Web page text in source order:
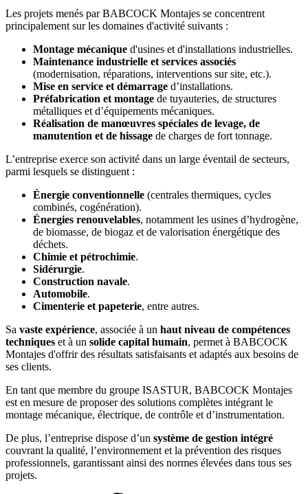
Les projets menés par BABCOCK Montajes se concentrent
principalement sur les domaines d'activité suivants :
Montage mécanique d'usines et d'installations industrielles.
Maintenance industrielle et services associés
(modernisation, réparations, interventions sur site, etc.).
Mise en service et démarrage d’installations.
Préfabrication et montage de tuyauteries, de structures
métalliques et d’équipements mécaniques.
Réalisation de manœuvres spéciales de levage, de
manutention et de hissage de charges de fort tonnage.
L’entreprise exerce son activité dans un large éventail de secteurs,
parmi lesquels se distinguent :
Énergie conventionnelle (centrales thermiques, cycles
combinés, cogénération).
Énergies renouvelables, notamment les usines d’hydrogène,
de biomasse, de biogaz et de valorisation énergétique des
déchets.
Chimie et pétrochimie.
Sidérurgie.
Construction navale.
Automobile.
Cimenterie et papeterie, entre autres.
Sa vaste expérience, associée à un haut niveau de compétences
techniques et à un solide capital humain, permet à BABCOCK
Montajes d'offrir des résultats satisfaisants et adaptés aux besoins de
ses clients.
En tant que membre du groupe ISASTUR, BABCOCK Montajes
est en mesure de proposer des solutions complètes intégrant le
montage mécanique, électrique, de contrôle et d’instrumentation.
De plus, l’entreprise dispose d’un système de gestion intégré
couvrant la qualité, l’environnement et la prévention des risques
professionnels, garantissant ainsi des normes élevées dans tous ses
projets.